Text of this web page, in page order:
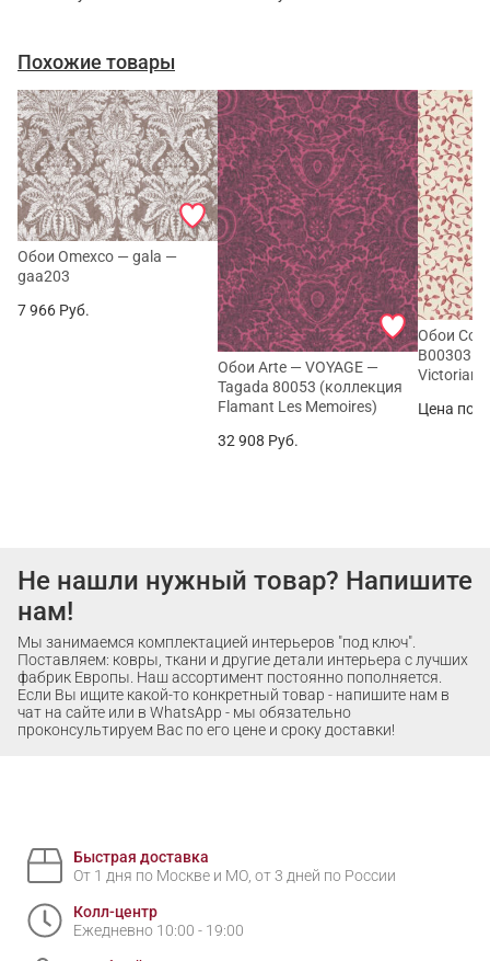
Похожие товары
Обои Omexco — gala —
gaa203
7 966 Руб.
Обои Arte — VOYAGE —
Tagada 80053 (коллекция
Flamant Les Memoires)
32 908 Руб.
Обои
B00303
Victorian)
Цена по
Не нашли нужный товар? Напишите
нам!
Мы занимаемся комплектацией интерьеров "под ключ".
Поставляем: ковры, ткани и другие детали интерьера с лучших
фабрик Европы. Наш ассортимент постоянно пополняется.
Если Вы ищите какой-то конкретный товар - напишите нам в
чат на сайте или в WhatsApp - мы обязательно
проконсультируем Вас по его цене и сроку доставки!
Быстрая доставка
От 1 дня по Москве и МО, от 3 дней по России
Колл-центр
Ежедневно 10:00 - 19:00